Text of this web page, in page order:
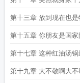
第十三章 放到现在也
第十五章 你朋友是国家
第十七章 这种红油汤锅
第十九章 大不敬啊大不